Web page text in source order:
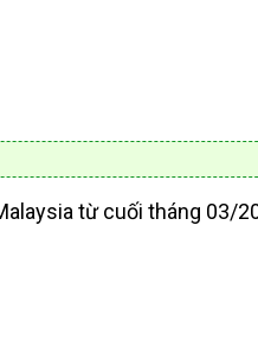
từ cuối tháng 03/